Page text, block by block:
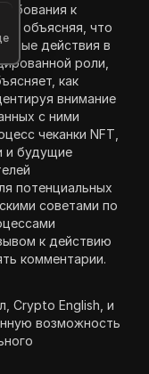
к
объясняя, что
действия в
роли,
как
внимание
с ними
чеканки NFT,
и будущие
потенциальных
советами по
к действию
комментарии.
Crypto English, и
возможность